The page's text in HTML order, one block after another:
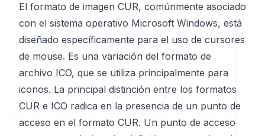
El formato de imagen CUR, comúnmente asociado
con el sistema operativo Microsoft Windows, está
diseñado específicamente para el uso de cursores
de mouse. Es una variación del formato de
archivo ICO, que se utiliza principalmente para
iconos. La principal distinción entre los formatos
CUR e ICO radica en la presencia de un punto de
acceso en el formato CUR. Un punto de acceso